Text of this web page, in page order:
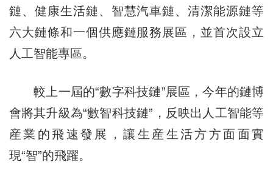
鏈、健康生活鏈、智慧汽車鏈、清潔能源鏈等
六大鏈條和一個供應鏈服務展區，並首次設立
人工智能專區。
較上一屆的“數字科技鏈”展區，今年的鏈博
會將其升級為“數智科技鏈”，反映出人工智能等
産業的飛速發展，讓生産生活方方面面實
現“智”的飛躍。